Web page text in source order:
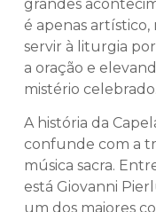
grandes
é apenas
servir à liturgia
a oração e
mistério celebrado.
A história da
confunde com a
música sacra.
está Giovanni
um dos maiores